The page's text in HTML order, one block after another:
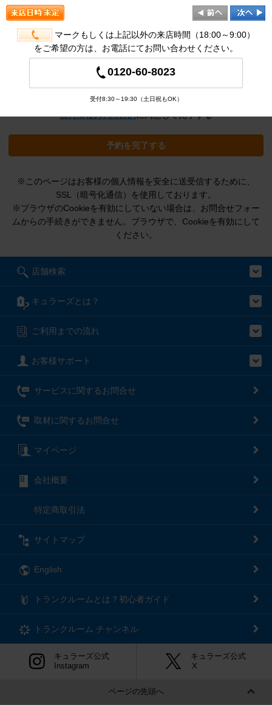
メールア
ドレス必
須
半角英数
※クリックすると追加の項目が表示され
マークもしくは上記以外の来店時間（18:00～9:00）
をご希望の方は、お電話にてお問い合わせください。
0120-60-8023
受付8:30～19:30（土日祝もOK）
個人情報の利用目的に同意して完了する
予約を完了する
※このページはお客様の個人情報を安全に送受信するために、
SSL（暗号化通信）を使用しております。
※ブラウザのCookieを有効にしていない場合は、お問合せフォー
ムからの手続きができません。ブラウザで、Cookieを有効にして
ください。
店舗検索
キュラーズとは？
ご利用までの流れ
お客様サポート
サービスに関するお問合せ
取材に関するお問合せ
マイページ
会社概要
特定商取引法
サイトマップ
English
トランクルームとは？初心者ガイド
トランクルーム チャンネル
キュラーズ公式
Instagram
キュラーズ公式
Ⅹ
ページの先頭へ